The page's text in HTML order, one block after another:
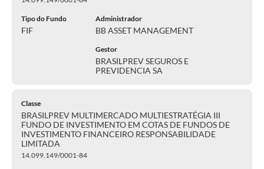
Tipo do Fundo
FIF
Administrador
BB ASSET MANAGEMENT
Gestor
BRASILPREV SEGUROS E
PREVIDENCIA SA
Classe
BRASILPREV MULTIMERCADO MULTIESTRATÉGIA III
FUNDO DE INVESTIMENTO EM COTAS DE FUNDOS DE
INVESTIMENTO FINANCEIRO RESPONSABILIDADE
LIMITADA
14.099.149/0001-84